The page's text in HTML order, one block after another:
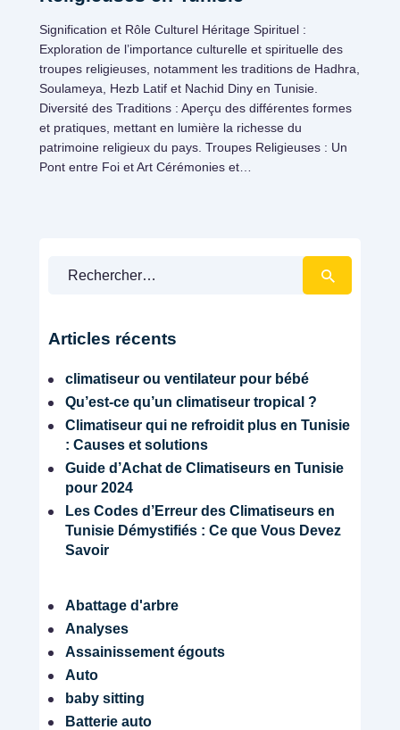
Signification et Rôle Culturel Héritage Spirituel :
Exploration de l’importance culturelle et spirituelle des
troupes religieuses, notamment les traditions de Hadhra,
Soulameya, Hezb Latif et Nachid Diny en Tunisie.
Diversité des Traditions : Aperçu des différentes formes
et pratiques, mettant en lumière la richesse du
patrimoine religieux du pays. Troupes Religieuses : Un
Pont entre Foi et Art Cérémonies et…
Articles récents
climatiseur ou ventilateur pour bébé
Qu’est-ce qu’un climatiseur tropical ?
Climatiseur qui ne refroidit plus en Tunisie
: Causes et solutions
Guide d’Achat de Climatiseurs en Tunisie
pour 2024
Les Codes d’Erreur des Climatiseurs en
Tunisie Démystifiés : Ce que Vous Devez
Savoir
Abattage d'arbre
Analyses
Assainissement égouts
Auto
baby sitting
Batterie auto